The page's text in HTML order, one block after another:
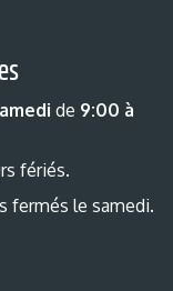
de 9:00 à
fériés.
fermés le samedi.